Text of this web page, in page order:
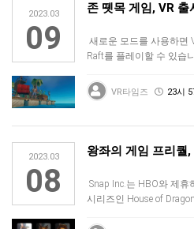
2023.03
09
존 뗏목 게임, VR 출
새로운 모드를 사용하면
Raft를 플레이할 수 있습
VR타임즈 23시
2023.03
08
왕좌의 게임 프리퀄
Snap Inc.는 HBO와 제
시리즈인 House of